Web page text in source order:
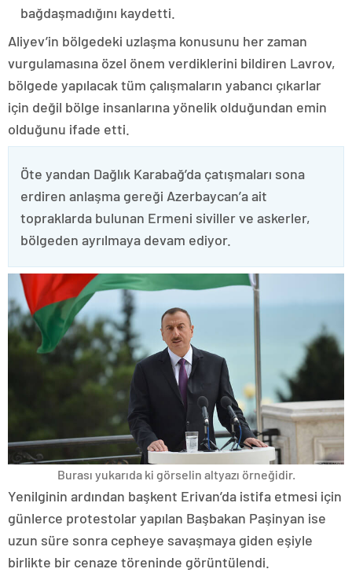
bağdaşmadığını kaydetti.
Aliyev’in bölgedeki uzlaşma konusunu her zaman
vurgulamasına özel önem verdiklerini bildiren Lavrov,
bölgede yapılacak tüm çalışmaların yabancı çıkarlar
için değil bölge insanlarına yönelik olduğundan emin
olduğunu ifade etti.
Öte yandan Dağlık Karabağ’da çatışmaları sona
erdiren anlaşma gereği Azerbaycan’a ait
topraklarda bulunan Ermeni siviller ve askerler,
bölgeden ayrılmaya devam ediyor.
Burası yukarıda ki görselin altyazı örneğidir.
Yenilginin ardından başkent Erivan’da istifa etmesi için
günlerce protestolar yapılan Başbakan Paşinyan ise
uzun süre sonra cepheye savaşmaya giden eşiyle
birlikte bir cenaze töreninde görüntülendi.